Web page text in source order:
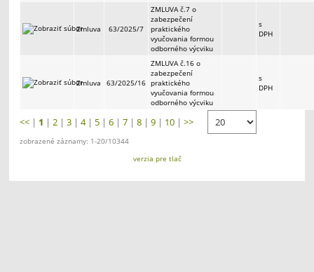
Zmluva 63/2025/7
ZMLUVA č.7 o
zabezpečení
praktického
vyučovania formou
odborného výcviku
s
DPH
Zmluva 63/2025/16
ZMLUVA č.16 o
zabezpečení
praktického
vyučovania formou
odborného výcviku
s
DPH
<< | 1 |2 |3 |4| 5 |6 |7 |8 |9 | 10 |>>
zobrazené záznamy: 1-20/10344
verzia pre tlač